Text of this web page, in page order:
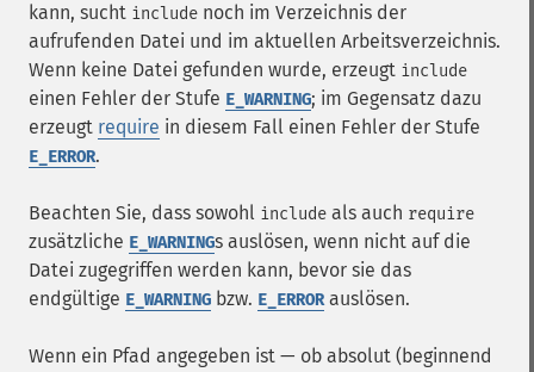
kann, sucht include noch im Verzeichnis der
aufrufenden Datei und im aktuellen Arbeitsverzeichnis.
Wenn keine Datei gefunden wurde, erzeugt include
einen Fehler der Stufe E_WARNING; im Gegensatz dazu
erzeugt require in diesem Fall einen Fehler der Stufe
E_ERROR.
Beachten Sie, dass sowohl include als auch require
zusätzliche E_WARNINGs auslösen, wenn nicht auf die
Datei zugegriffen werden kann, bevor sie das
endgültige E_WARNING bzw. E_ERRORauslösen.
Wenn ein Pfad angegeben ist — ob absolut (beginnend